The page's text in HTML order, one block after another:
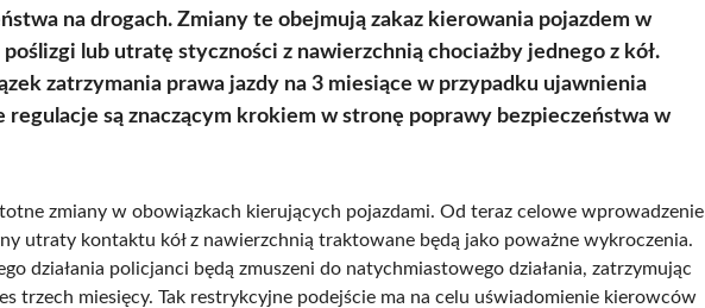
na drogach. Zmiany te obejmują zakaz kierowania pojazdem w
lub utratę styczności z nawierzchnią chociażby jednego z kół.
zatrzymania prawa jazdy na 3 miesiące w przypadku ujawnienia
są znaczącym krokiem w stronę poprawy bezpieczeństwa w
zmiany w obowiązkach kierujących pojazdami. Od teraz celowe wprowadzenie
utraty kontaktu kół z nawierzchnią traktowane będą jako poważne wykroczenia.
działania policjanci będą zmuszeni do natychmiastowego działania, zatrzymując
trzech miesięcy. Tak restrykcyjne podejście ma na celu uświadomienie kierowców